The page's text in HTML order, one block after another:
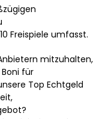
Freispiele umfasst.
mitzuhalten,
für
Top Echtgeld